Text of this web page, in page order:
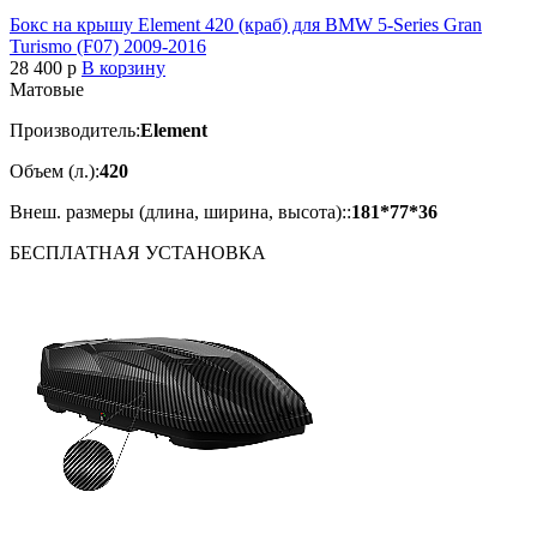
Бокс на крышу Element 420 (краб) для BMW 5-Series Gran
Turismo (F07) 2009-2016
28 400 p В корзину
Матовые
Производитель:Element
Объем (л.):420
Внеш. размеры (длина, ширина, высота)::181*77*36
БЕСПЛАТНАЯ УСТАНОВКА